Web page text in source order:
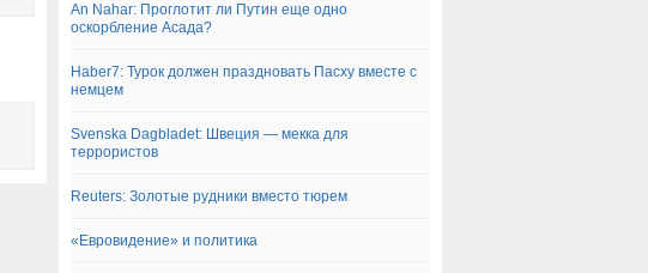
An Nahar: Проглотит ли Путин еще одно
оскорбление Асада?
Haber7: Турок должен праздновать Пасху вместе с
немцем
Svenska Dagbladet: Швеция — мекка для
террористов
Reuters: Золотые рудники вместо тюрем
«Евровидение» и политика